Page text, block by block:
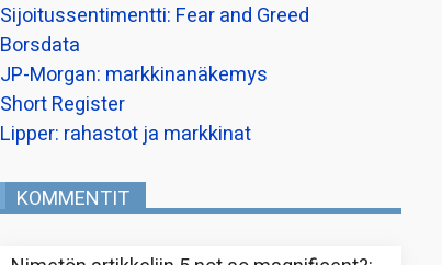
Sijoitussentimentti: Fear and Greed
Borsdata
JP-Morgan: markkinanäkemys
Short Register
Lipper: rahastot ja markkinat
KOMMENTIT